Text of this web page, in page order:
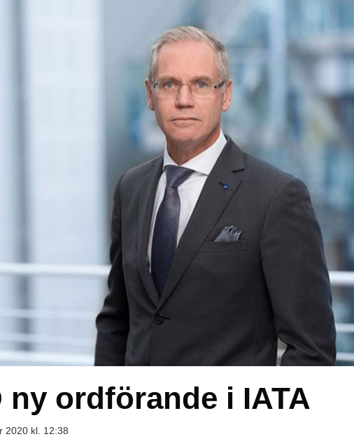
ny ordförande i IATA
2020 kl. 12:38